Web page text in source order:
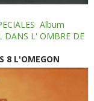
Album
DANS L' OMBRE DE
8 L'OMEGON